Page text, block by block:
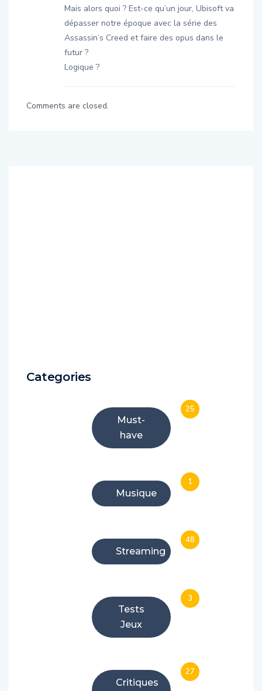
Mais alors quoi ? Est-ce qu’un jour, Ubisoft va
dépasser notre époque avec la série des
Assassin’s Creed et faire des opus dans le
futur ?
Logique ?
Comments are closed.
Categories
Must-
have
25
Musique
1
Streaming
48
Tests
Jeux
3
Critiques
27